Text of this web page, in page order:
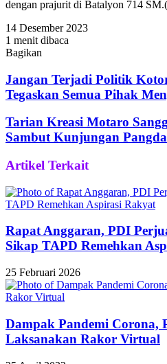
dengan prajurit di Batalyon 714
14 Desember 2023
1 menit dibaca
Bagikan
via
Email
Jangan Terjadi Politik
Tegaskan Semua Pihak
Tarian Kreasi Motaro
Sambut Kunjungan
Artikel Terkait
Rapat Anggaran, PDI
Sikap TAPD Remehkan
25 Februari 2026
Dampak Pandemi Corona,
Laksanakan Rakor Virtual